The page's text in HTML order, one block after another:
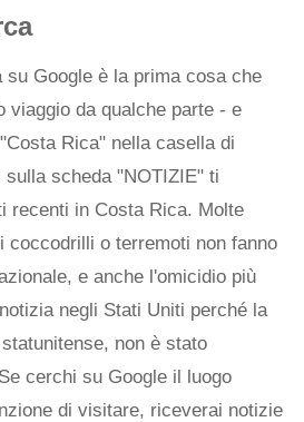
su Google è la prima cosa che
viaggio da qualche parte - e
Rica" nella casella di
scheda "NOTIZIE" ti
recenti in Costa Rica. Molte
coccodrilli o terremoti non fanno
e anche l'omicidio più
negli Stati Uniti perché la
non è stato
cerchi su Google il luogo
di visitare, riceverai notizie